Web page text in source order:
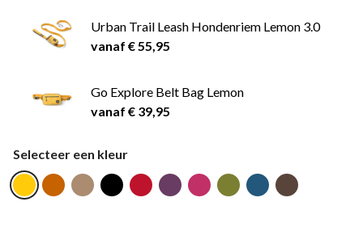
Urban Trail Leash Hondenriem Lemon 3.0
vanaf € 55,95
Go Explore Belt Bag Lemon
vanaf € 39,95
Selecteer een kleur